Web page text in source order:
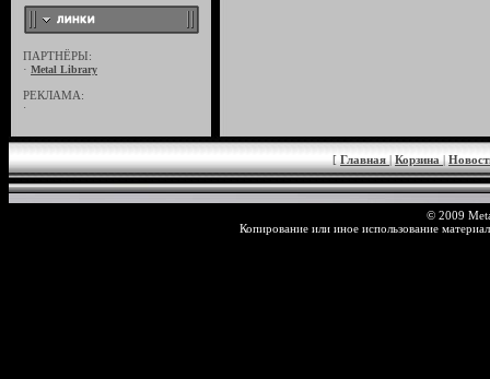
ПАРТНЁРЫ:
· Metal Library
РЕКЛАМА:
·
[ Главная | Корзина |
© 2009
Копирование или иное использование